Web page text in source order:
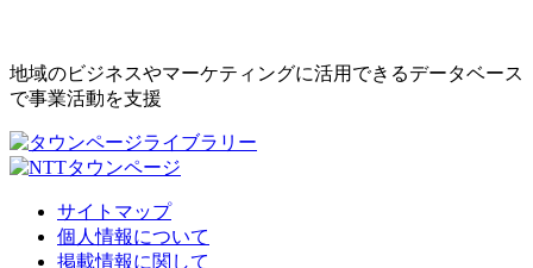
地域のビジネスやマーケティングに活用できるデータベース
で事業活動を支援
サイトマップ
個人情報について
掲載情報に関して